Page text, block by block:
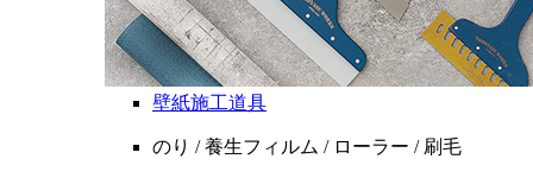
壁紙施工道具
のり / 養生フィルム / ローラー / 刷毛